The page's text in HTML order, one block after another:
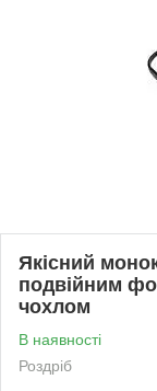
Якісний
подвійним
чохлом
В наявності
Роздріб